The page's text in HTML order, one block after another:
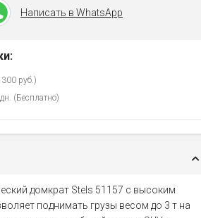
Написать в WhatsApp
руб.)
(Бесплатно)
домкрат Stels 51157 с высоким
поднимать грузы весом до 3 т на